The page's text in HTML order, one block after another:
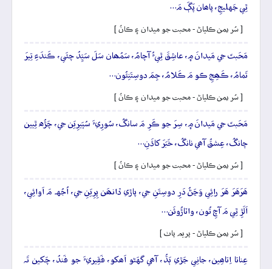
ٿِي جَهليجِ، پاھان پَڳَ مَ…
[ سُر يمن ڪلياڻ - محبت جو ميدان ۽ ڪانُ ]
مَحَبتَ جي مَيدانَ ۾، عاشِقَ ٿِيءُ آچامُ، سَمُھان سَلَ سَيِّدُ چئَي، ڪَندَءِ تِيرَ
تَمامُ، ڪَھِجِ ڪو مَ ڪَلامُ، جِمَ دوسِتَنِئُون…
[ سُر يمن ڪلياڻ - محبت جو ميدان ۽ ڪانُ ]
مَحَبتَ جي مَيدانَ ۾، سِرَ جو ڪَرِ مَ سانگُ، سُورِيءَ سُپَيرِيَن جي، چَڙُه ٿِيين
چانگُ، عِشقُ آھي نانگُ، خَبَرَ کاڌَنِ…
[ سُر يمن ڪلياڻ - محبت جو ميدان ۽ ڪانُ ]
ھَرَھَرَ ھَرَ رائِي وَڃَڻُ دَرِ دوسِتَنِ جي، پاڙي ڏانھَن پِرِيَنِ جي، اُجُهہ مَ اَوائِي،
اَلَڙِ ٿِي مَ آڇِ تُون، واٽاڙُوئَن…
[ سُر يمن ڪلياڻ - پريم پاٺ ]
عِناتا اِتاھِين، جانِي جَڙي ٻَڌُ، آھي گهَڻو اَھکو، فَقِيريءَ جو فَندُ، چَکين تَہ